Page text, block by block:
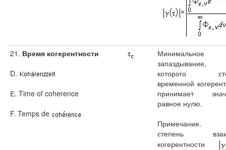
21. Время когерентности
D.
Е. Time of coherence
F. Temps de
Минимальное
которого
временной
принимает
равное нулю.
Примечание.
степень
когерентности